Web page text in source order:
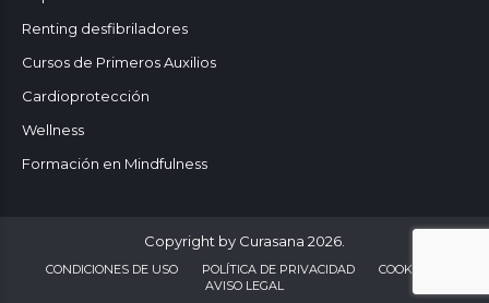
Renting desfibriladores
Cursos de Primeros Auxilios
Cardioprotección
Wellness
Formación en Mindfulness
Copyright by Curasana 2026.
CONDICIONES DE USO POLÍTICA DE PRIVACIDAD
COOKIES
AVISO LEGAL